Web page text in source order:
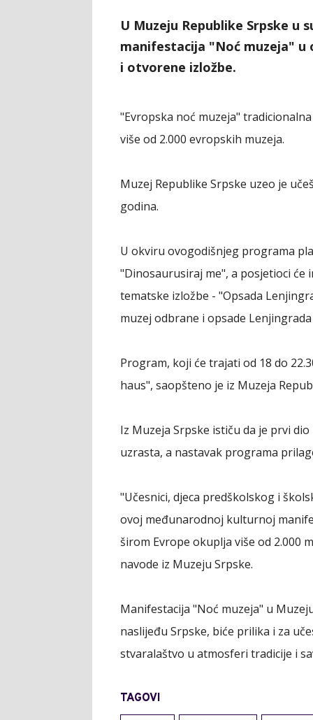
U Muzeju Republike Srpske u
manifestacija "Noć muzeja"
i otvorene izložbe.
"Evropska noć muzeja"
više od 2.000 evropskih muzeja.
Muzej Republike Srpske uzeo je
godina.
U okviru ovogodišnjeg programa
"Dinosaurusiraj me", a posjetioci će
tematske izložbe - "Opsada
muzej odbrane i opsade
Program, koji će trajati od 18 do
haus", saopšteno je iz Muzeja
Iz Muzeja Srpske ističu da je prvi
uzrasta, a nastavak programa
"Učesnici, djeca predškolskog i
ovoj međunarodnoj kulturnoj
širom Evrope okuplja više od 2.000
navode iz Muzeju Srpske.
Manifestacija "Noć muzeja" u
naslijeđu Srpske, biće prilika i za
stvaralaštvo u atmosferi tradicije i
TAGOVI